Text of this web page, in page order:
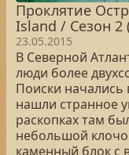
Проклятие
Island / Сезон 2
23.05.2015
В Северной
люди более
Поиски начались
нашли странное
раскопках там
небольшой
каменный блок с